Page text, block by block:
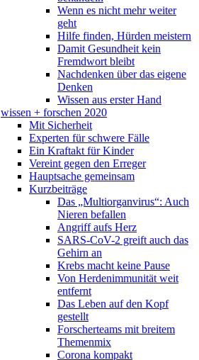
Wenn es nicht mehr weiter
geht
Hilfe finden, Hürden meistern
Damit Gesundheit kein
Fremdwort bleibt
Nachdenken über das eigene
Denken
Wissen aus erster Hand
wissen + forschen 2020
Mit Sicherheit
Experten für schwere Fälle
Ein Kraftakt für Kinder
Vereint gegen den Erreger
Hauptsache gemeinsam
Kurzbeiträge
Das „Multiorganvirus“: Auch
Nieren befallen
Angriff aufs Herz
SARS-CoV-2 greift auch das
Gehirn an
Krebs macht keine Pause
Von Herdenimmunität weit
entfernt
Das Leben auf den Kopf
gestellt
Forscherteams mit breitem
Themenmix
Corona kompakt